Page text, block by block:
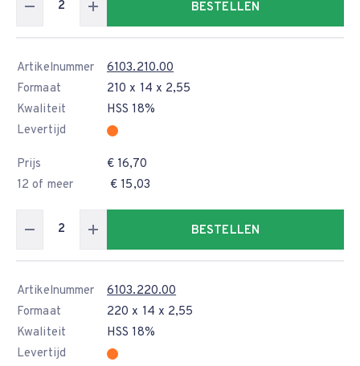
BESTELLEN
Artikelnummer
6103.210.00
Formaat
210 x 14 x 2,55
Kwaliteit
HSS 18%
Levertijd
Prijs
€ 16,70
12 of meer
€ 15,03
BESTELLEN
Artikelnummer
6103.220.00
Formaat
220 x 14 x 2,55
Kwaliteit
HSS 18%
Levertijd